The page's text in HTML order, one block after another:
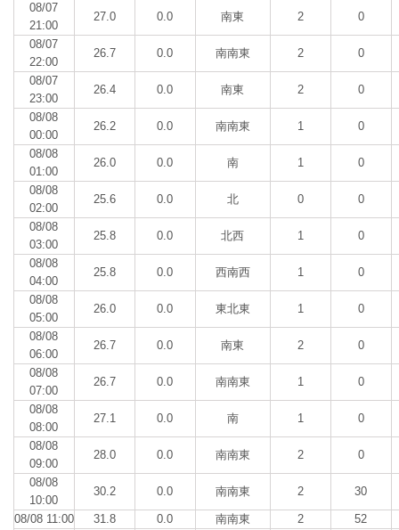
08/07
21:00
27.0 0.0 南東 2 0
08/07
22:00
26.7 0.0 南南東 2 0
08/07
23:00
26.4 0.0 南東 2 0
08/08
00:00
26.2 0.0 南南東 1 0
08/08
01:00
26.0 0.0 南 1 0
08/08
02:00
25.6 0.0 北 0 0
08/08
03:00
25.8 0.0 北西 1 0
08/08
04:00
25.8 0.0 西南西 1 0
08/08
05:00
26.0 0.0 東北東 1 0
08/08
06:00
26.7 0.0 南東 2 0
08/08
07:00
26.7 0.0 南南東 1 0
08/08
08:00
27.1 0.0 南 1 0
08/08
09:00
28.0 0.0 南南東 2 0
08/08
10:00
30.2 0.0 南南東 2 30
08/08 11:00 31.8 0.0 南南東 2
52